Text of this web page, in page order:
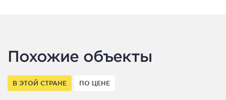
Похожие объекты
В ЭТОЙ СТРАНЕ ПО ЦЕНЕ